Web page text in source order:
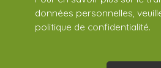
données personnelles,
politique de confidentialité.